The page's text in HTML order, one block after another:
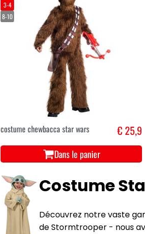
3-4
8-10
costume chewbacca star wars € 25,9
Dans le panier
Costume
Découvrez notre vaste
de Stormtrooper - nous